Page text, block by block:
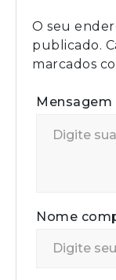
O seu
publicado.
marcados
Mensagem
Nome